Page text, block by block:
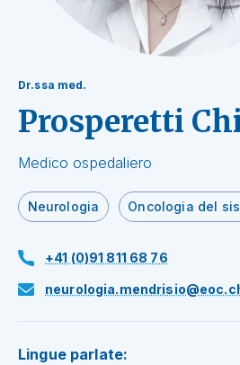
Dr.ssa med.
Prosperetti
Medico ospedaliero
Neurologia Oncologia del
+41 (0)91 811 68 76
Lingue parlate: